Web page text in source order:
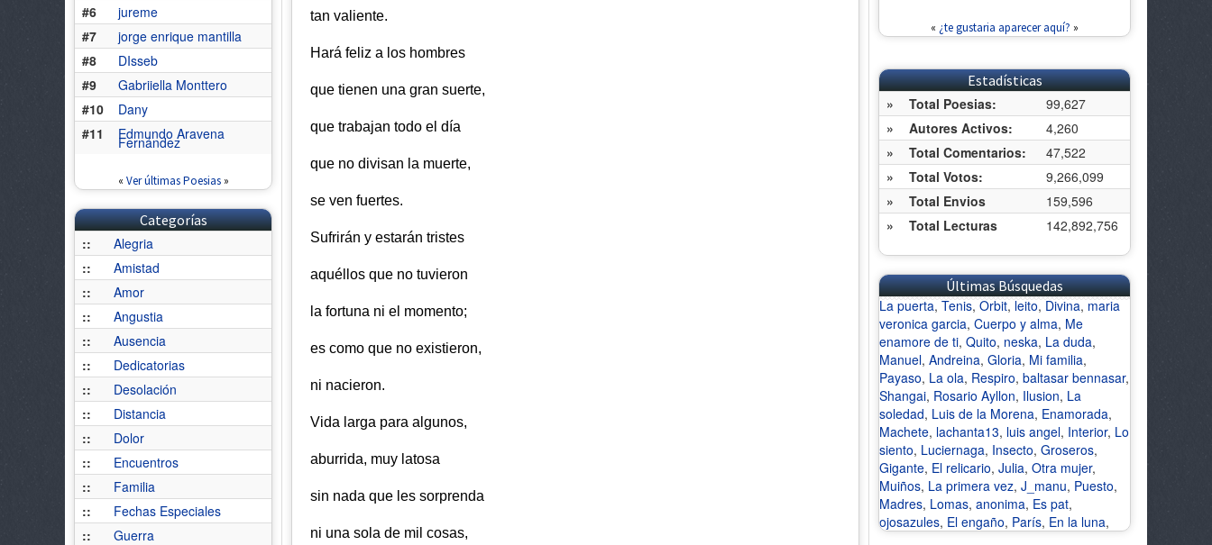
#6
jureme
#7
jorge enrique mantilla
#8
DIsseb
#9
Gabriiella Monttero
#10
Dany
#11
Edmundo Aravena
Fernández
« Ver últimas Poesias»
Categorías
::
Alegria
::
Amistad
::
Amor
::
Angustia
::
Ausencia
::
Dedicatorias
::
Desolación
::
Distancia
::
Dolor
::
Encuentros
::
Familia
::
Fechas Especiales
::
Guerra
tan valiente.
Hará feliz a los hombres
que tienen una gran suerte,
que trabajan todo el día
que no divisan la muerte,
se ven fuertes.
Sufrirán y estarán tristes
aquéllos que no tuvieron
la fortuna ni el momento;
es como que no existieron,
ni nacieron.
Vida larga para algunos,
aburrida, muy latosa
sin nada que les sorprenda
ni una sola de mil cosas,
« ¿te gustaria aparecer aquí? »
Estadísticas
»
Total Poesias:
99,627
»
Autores Activos:
4,260
»
Total Comentarios:
47,522
»
Total Votos:
9,266,099
»
Total Envios
159,596
»
Total Lecturas 142,892,756
Últimas Búsquedas
La puerta, Tenis, Orbit, leito, Divina, maria
veronica garcia, Cuerpo y alma, Me
enamore de ti, Quito, neska, La duda,
Manuel, Andreina, Gloria, Mi familia,
Payaso, La ola, Respiro, baltasar bennasar,
Shangai, Rosario Ayllon, Ilusion, La
soledad, Luis de la Morena, Enamorada,
Machete, lachanta13, luis angel, Interior, Lo
siento, Luciernaga, Insecto, Groseros,
Gigante, El relicario, Julia, Otra mujer,
Muiños, La primera vez, J_manu, Puesto,
Madres, Lomas, anonima, Es pat,
ojosazules, El engaño, París, En la luna,